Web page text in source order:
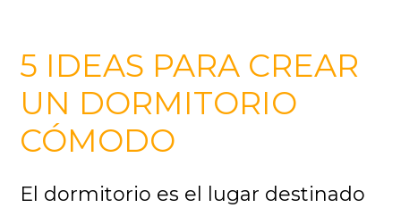
5 IDEAS PARA CREAR
UN DORMITORIO
CÓMODO
El dormitorio es el lugar destinado